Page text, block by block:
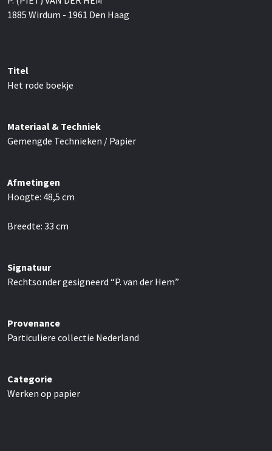
1885 Wirdum - 1961 Den Haag
Titel
Het rode boekje
Materiaal & Techniek
Gemengde Technieken / Papier
Afmetingen
Hoogte: 48,5 cm
Breedte: 33 cm
Signatuur
Rechtsonder gesigneerd “P. van der Hem”
Provenance
Particuliere collectie Nederland
Categorie
Werken op papier